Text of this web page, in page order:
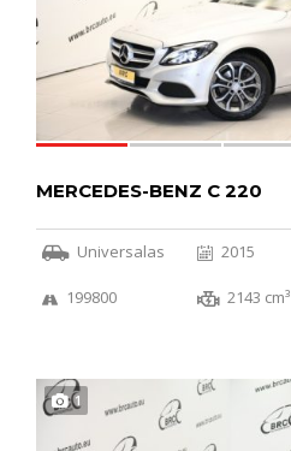
MERCEDES-BENZ C 220
Universalas 2015
199800 2143 cm³
1